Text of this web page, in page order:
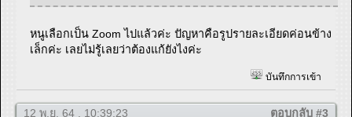
หนูเลือกเป็น Zoom ไปแล้วค่ะ ปัญหาคือรูปรายละเอียดค่อนข้าง
เล็กค่ะ เลยไม่รู้เลยว่าต้องแก้ยังไงค่ะ
บันทึกการเข้า
12 พ.ย. 64 , 10:39:23 ตอบกลับ #3